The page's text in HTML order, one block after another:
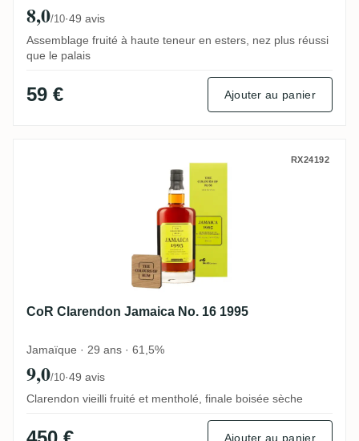
8,0/10·49 avis
Assemblage fruité à haute teneur en esters, nez plus réussi
que le palais
59 € Ajouter au panier
CoR Clarendon Jamaica No. 16 1995RX24192
CoR Clarendon Jamaica No. 16 1995
Jamaïque · 29 ans · 61,5%
9,0/10·49 avis
Clarendon vieilli fruité et mentholé, finale boisée sèche
Ajouter au panier